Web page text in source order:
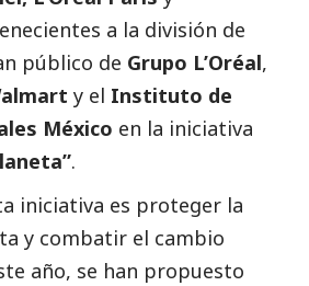
a la división de
público de Grupo L’Oréal,
y el Instituto de
México en la iniciativa
.
iniciativa es proteger la
y combatir el cambio
año, se han propuesto